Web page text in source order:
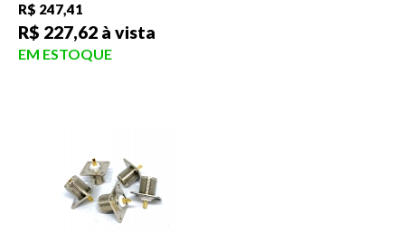
R$ 247,41
R$ 227,62 à vista
EM ESTOQUE